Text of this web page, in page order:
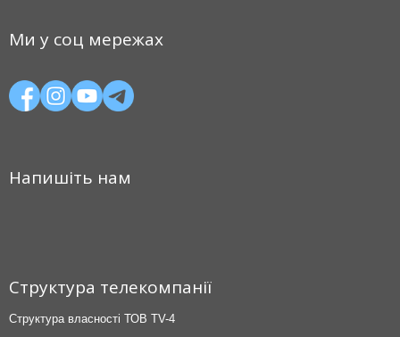
Ми у соц мережах
Напишіть нам
Структура телекомпанії
Структура власності ТОВ TV-4